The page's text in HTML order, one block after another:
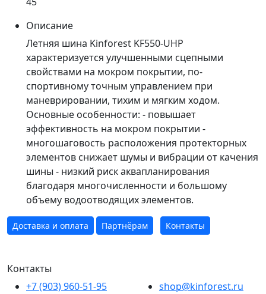
Описание
Летняя шина Kinforest KF550-UHP
характеризуется улучшенными сцепными
свойствами на мокром покрытии, по-
спортивному точным управлением при
маневрировании, тихим и мягким ходом.
Основные особенности: - повышает
эффективность на мокром покрытии -
многошаговость расположения протекторных
элементов снижает шумы и вибрации от качения
шины - низкий риск аквапланирования
благодаря многочисленности и большому
объему водоотводящих элементов.
Доставка и оплата Партнёрам Контакты
Контакты
+7 (903) 960-51-95
shop@kinforest.ru